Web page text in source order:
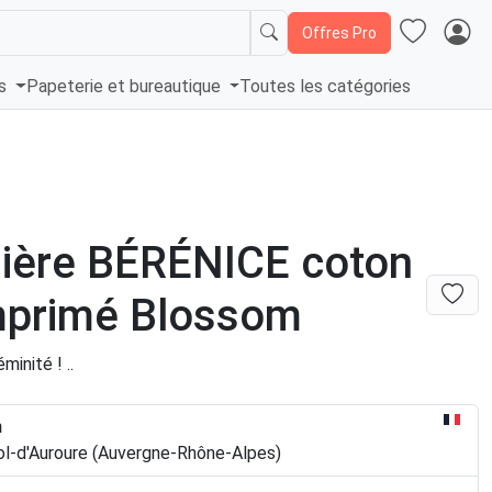
Offres Pro
Papeterie et bureautique Toutes les catégories
BÉRÉNICE coton
Blossom
! ..
d'Auroure (Auvergne-Rhône-Alpes)